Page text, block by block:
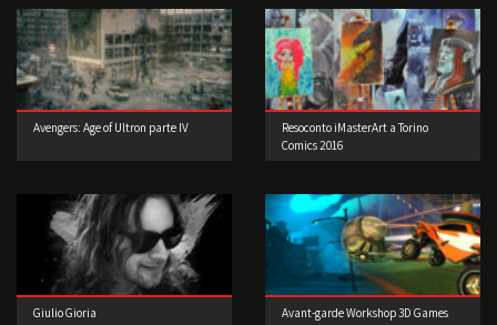
Avengers: Age of Ultron parte IV
Resoconto iMasterArt a Torino
Comics 2016
Giulio Gioria
Avant-garde Workshop 3D Games